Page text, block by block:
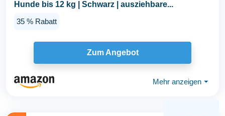
Hunde bis 12 kg | Schwarz | ausziehbare...
35 % Rabatt
Zum Angebot
Mehr anzeigen ⏷